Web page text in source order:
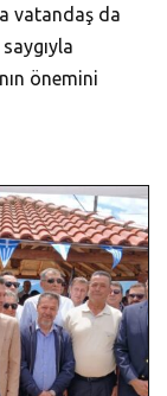
vatandaş da
önemini